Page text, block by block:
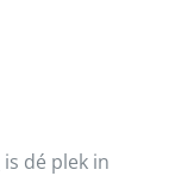
is dé plek in